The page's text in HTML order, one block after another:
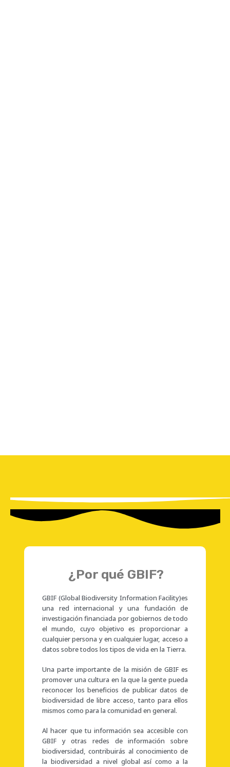
¿Por qué GBIF?
GBIF (Global Biodiversity Information Facility)es
una red internacional y una fundación de
investigación financiada por gobiernos de todo
el mundo, cuyo objetivo es proporcionar a
cualquier persona y en cualquier lugar, acceso a
datos sobre todos los tipos de vida en la Tierra.
Una parte importante de la misión de GBIF es
promover una cultura en la que la gente pueda
reconocer los beneficios de publicar datos de
biodiversidad de libre acceso, tanto para ellos
mismos como para la comunidad en general.
Al hacer que tu información sea accesible con
GBIF y otras redes de información sobre
biodiversidad, contribuirás al conocimiento de
la biodiversidad a nivel global así como a la